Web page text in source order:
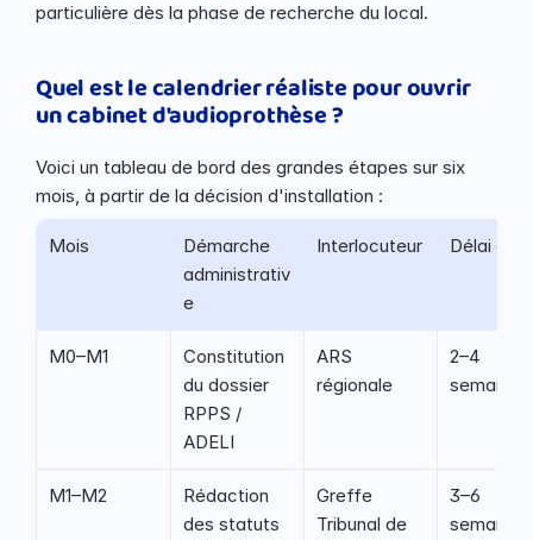
particulière dès la phase de recherche du local.
Quel est le calendrier réaliste pour ouvrir
un cabinet d'audioprothèse ?
Voici un tableau de bord des grandes étapes sur six
mois, à partir de la décision d'installation :
Mois
Démarche
administrativ
e
Interlocuteur Délai
M0–M1
Constitution
du dossier
RPPS /
ADELI
ARS
régionale
2–4
semaines
M1–M2
Rédaction
des statuts
Greffe
Tribunal de
3–6
semaines